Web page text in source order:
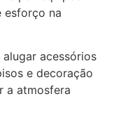
esforço na
acessórios
e decoração
a atmosfera